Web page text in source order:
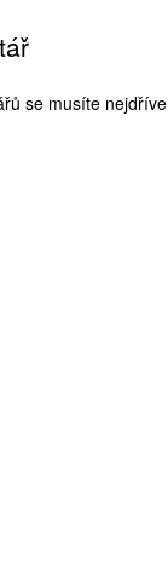
se musíte nejdříve